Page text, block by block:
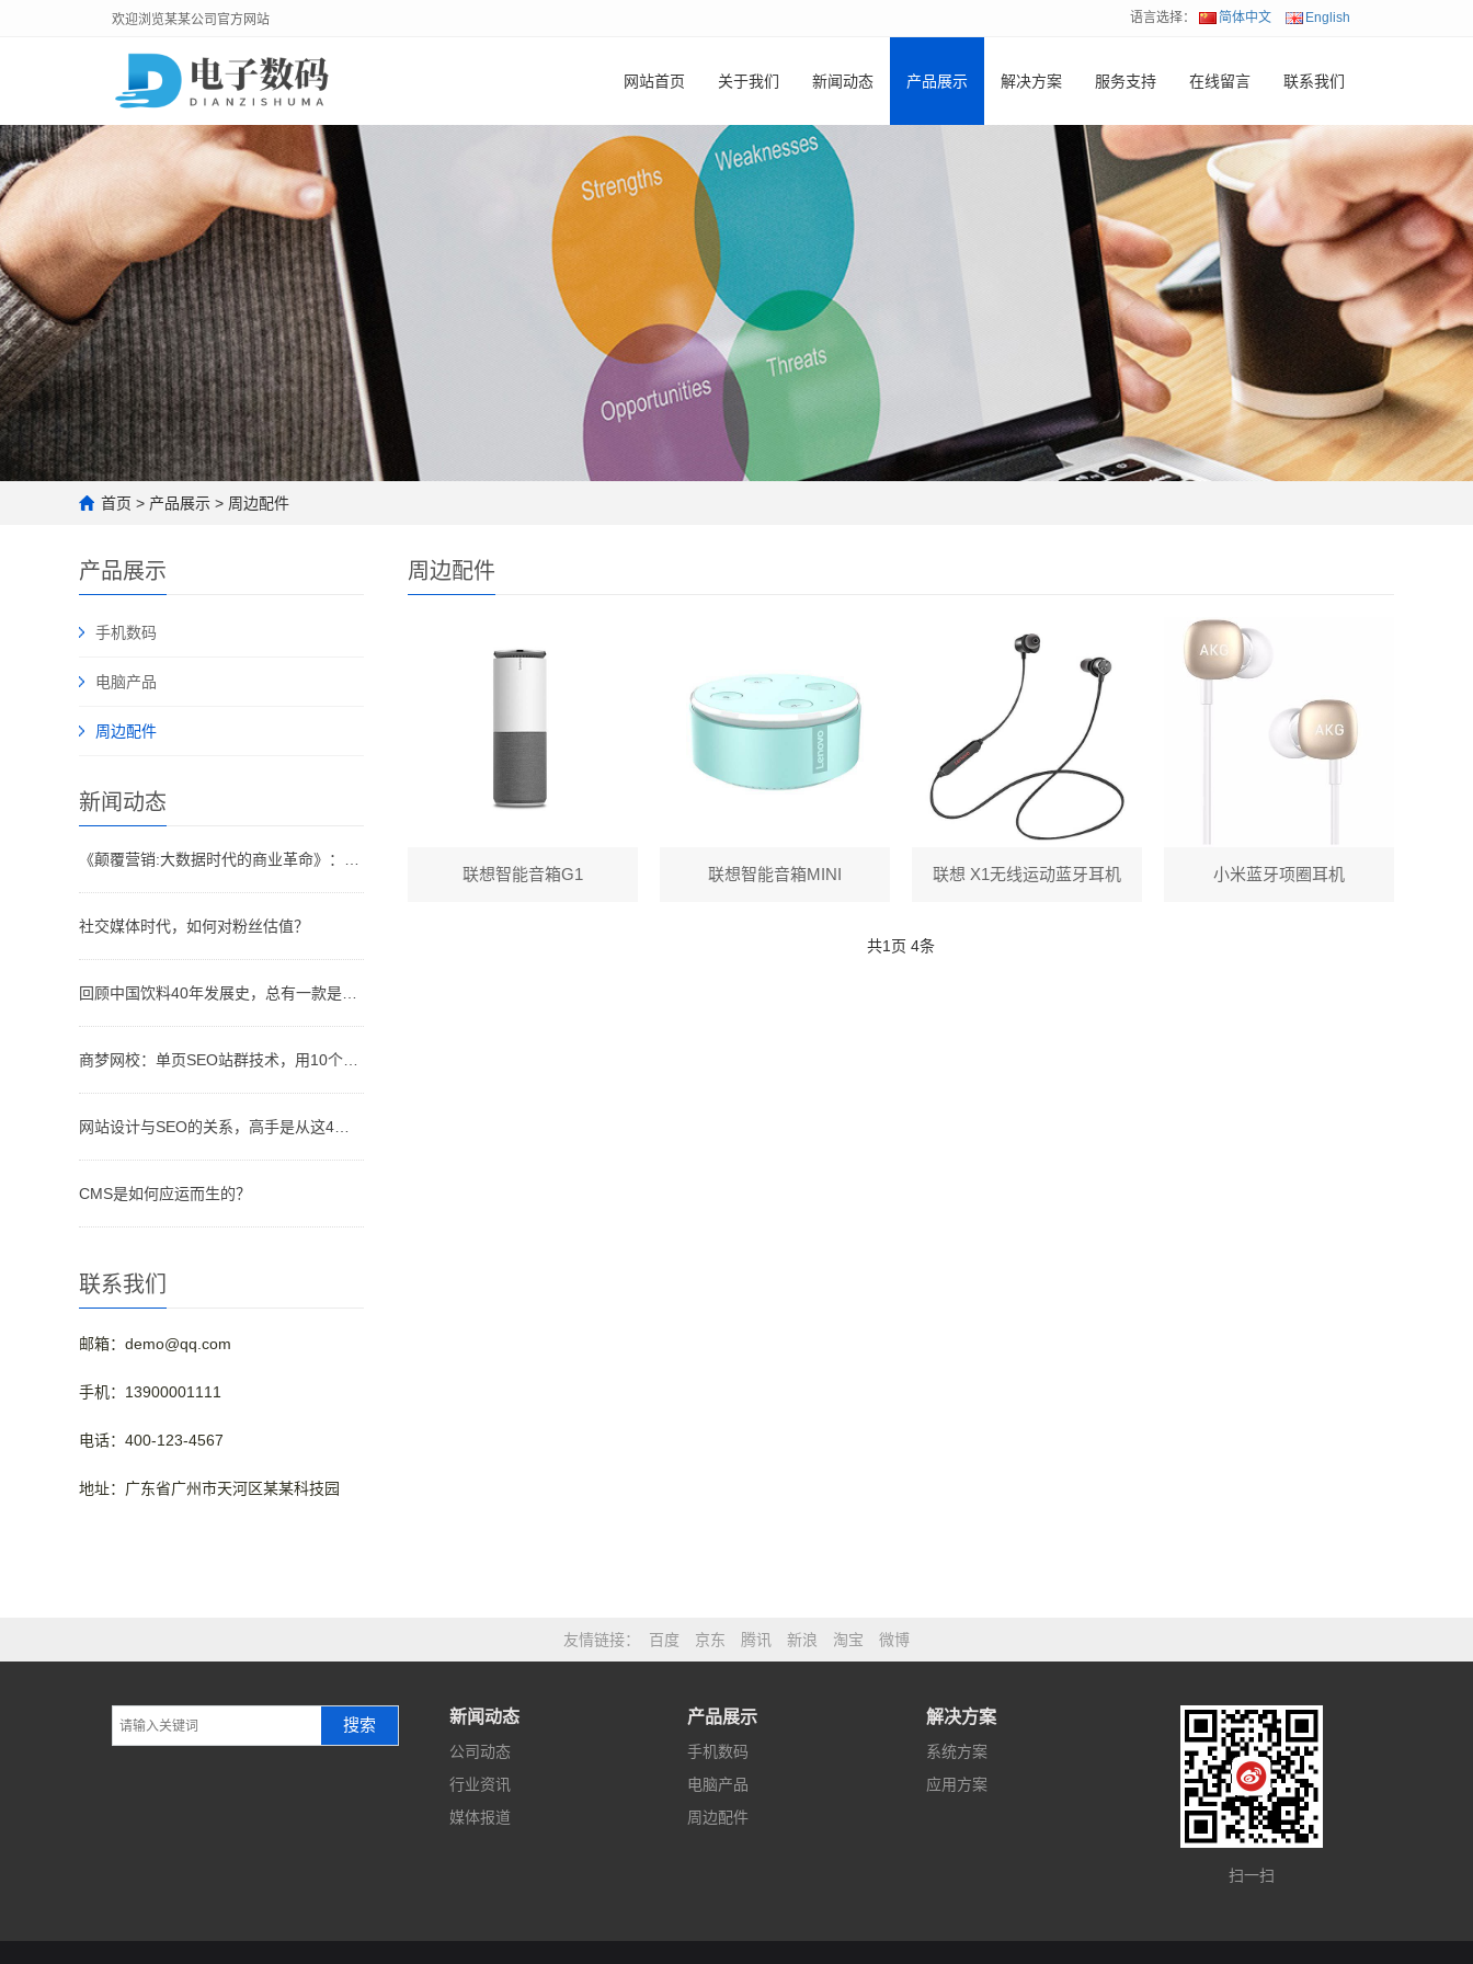
欢迎浏览某某公司官方网站 语言选择： 简体中文 English
网站首页 关于我们 新闻动态 产品展示 解决方案 服务支持 在线留言 联系我们
首页 > 产品展示 > 周边配件
产品展示
手机数码
电脑产品
周边配件
新闻动态
社交媒体时代，如何对粉丝估值？
CMS是如何应运而生的？
联系我们
邮箱：demo@qq.com
手机：13900001111
电话：400-123-4567
地址：广东省广州市天河区某某科技园
周边配件
联想智能音箱G1 联想智能音箱MINI 联想 X1无线运动蓝牙耳机 小米蓝牙项圈耳机
共1 页 4条
友情链接 百度 京东 腾讯 新浪 淘宝 微博
搜索 新闻动态
公司动态
行业资讯
媒体报道
产品展示
手机数码
电脑产品
周边配件
解决方案
系统方案
应用方案
扫一扫